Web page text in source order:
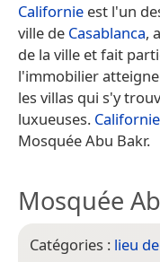
Californie est l'un
ville de Casablanca,
de la ville et fait
l'immobilier
les villas qui s'y
luxueuses. Californie
Mosquée Abu Bakr.
Mosquée
Catégories : lieu